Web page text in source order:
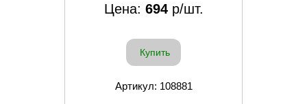
Цена: 694р/шт.
Купить
Артикул: 108881